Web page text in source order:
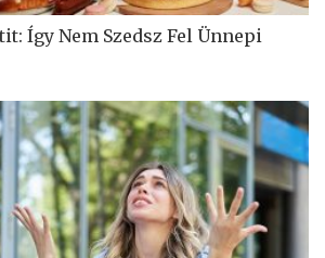
Így Nem Szedsz Fel Ünnepi